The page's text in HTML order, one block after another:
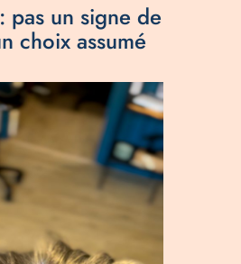
pas un signe de
choix assumé